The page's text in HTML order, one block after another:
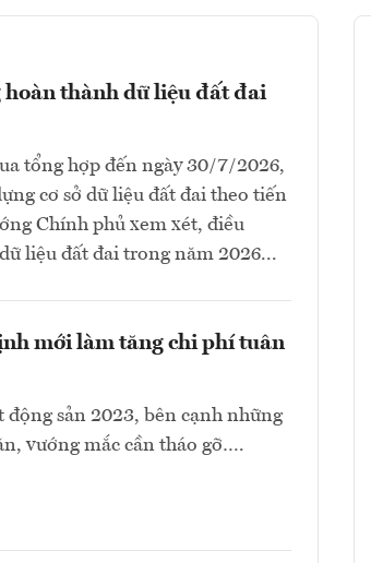
hoàn thành dữ liệu đất đai
tổng hợp đến ngày 30/7/2026,
cơ sở dữ liệu đất đai theo tiến
Chính phủ xem xét, điều
liệu đất đai trong năm 2026...
mới làm tăng chi phí tuân
sản 2023, bên cạnh những
vướng mắc cần tháo gỡ….